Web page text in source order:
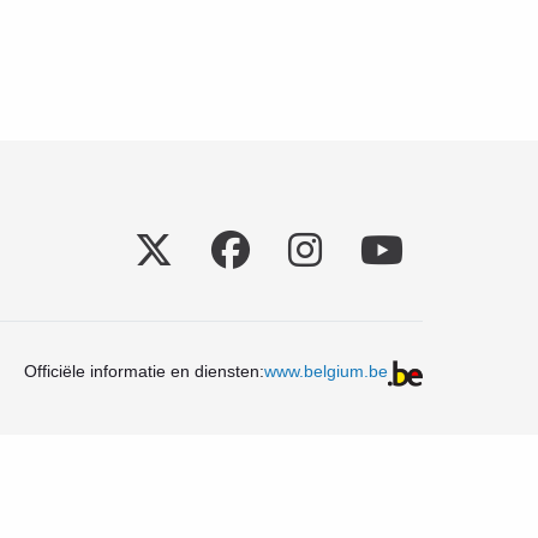
Social
Officiële informatie en diensten:www.belgium.be